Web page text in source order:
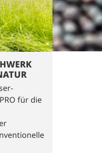
für die